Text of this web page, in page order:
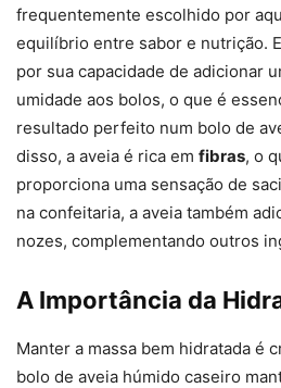
frequentemente escolhido por
equilíbrio entre sabor e nutrição.
por sua capacidade de adicionar
umidade aos bolos, o que é
resultado perfeito num bolo de
disso, a aveia é rica em fibras, o
proporciona uma sensação de
na confeitaria, a aveia também
nozes, complementando outros
A Importância da
Manter a massa bem hidratada é
bolo de aveia húmido caseiro